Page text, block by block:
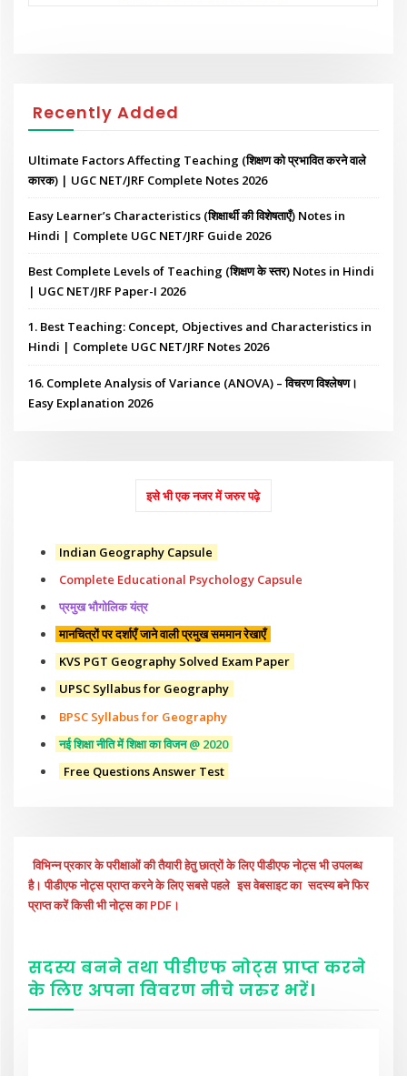
Recently Added
Ultimate Factors Affecting Teaching (शिक्षण को प्रभावित करने वाले
कारक) | UGC NET/JRF Complete Notes 2026
Easy Learner’s Characteristics (शिक्षार्थी की विशेषताएँ) Notes in
Hindi | Complete UGC NET/JRF Guide 2026
Best Complete Levels of Teaching (शिक्षण के स्तर) Notes in Hindi
| UGC NET/JRF Paper-I 2026
1. Best Teaching: Concept, Objectives and Characteristics in
Hindi | Complete UGC NET/JRF Notes 2026
16. Complete Analysis of Variance (ANOVA) – विचरण विश्लेषण।
Easy Explanation 2026
इसे भी एक नजर में जरुर पढ़े
Indian Geography Capsule
Complete Educational Psychology Capsule
प्रमुख भौगोलिक यंत्र
मानचित्रों पर दर्शाएँ जाने वाली प्रमुख सममान रेखाएँ
KVS PGT Geography Solved Exam Paper
UPSC Syllabus for Geography
BPSC Syllabus for Geography
नई शिक्षा नीति में शिक्षा का विजन @ 2020
Free Questions Answer Test
विभिन्न प्रकार के परीक्षाओं की तैयारी हेतु छात्रों के लिए पीडीएफ नोट्स भी उपलब्ध
है। पीडीएफ नोट्स प्राप्त करने के लिए सबसे पहले इस वेबसाइट का सदस्य बने फिर
प्राप्त करें किसी भी नोट्स का PDF।
सदस्य बनने तथा पीडीएफ नोट्स प्राप्त करने
के लिए अपना विवरण नीचेजरुर भरें।